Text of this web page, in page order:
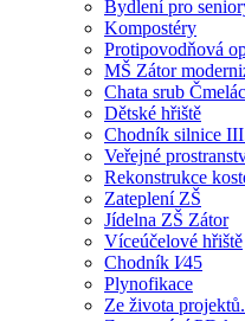
Bydlení pro
Kompostéry
Protipovodňová
MŠ Zátor
Chata srub
Dětské hřiště
Chodník silnice
Veřejné
Rekonstrukce
Zateplení ZŠ
Jídelna ZŠ Zátor
Víceúčelové hřiště
Chodník I⁄45
Plynofikace
Ze života